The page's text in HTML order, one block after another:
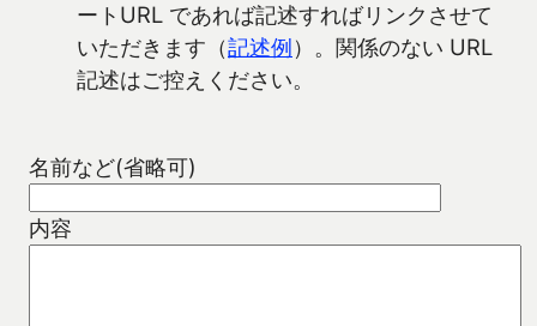
ートURL であれば記述すればリンクさせて
いただきます（記述例）。関係のない URL
記述はご控えください。
名前など(省略可)
内容